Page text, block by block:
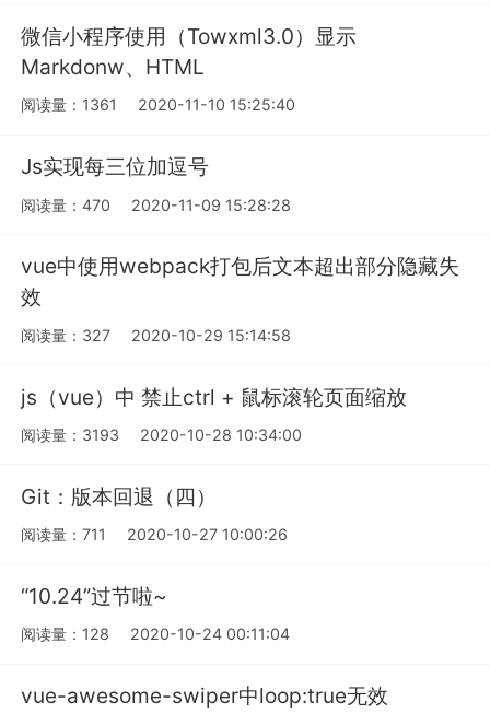
微信小程序使用（Towxml3.0）显示
Markdonw、HTML
阅读量：1361 2020-11-10 15:25:40
Js实现每三位加逗号
阅读量：470 2020-11-09 15:28:28
vue中使用webpack打包后文本超出部分隐藏失
效
阅读量：327 2020-10-29 15:14:58
js（vue）中 禁止ctrl + 鼠标滚轮页面缩放
阅读量：3193 2020-10-28 10:34:00
Git：版本回退（四）
阅读量：711 2020-10-27 10:00:26
“10.24”过节啦~
阅读量：128 2020-10-24 00:11:04
vue-awesome-swiper中loop:true无效